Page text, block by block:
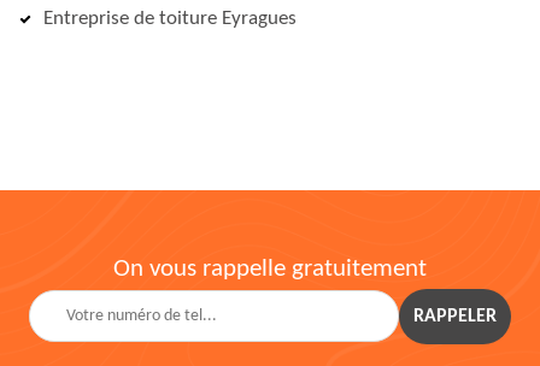
Entreprise de toiture Eyragues
On vous rappelle gratuitement